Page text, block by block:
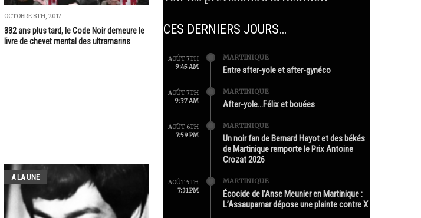
OCTOBRE 8TH, 2017
332 ans plus tard, le Code Noir demeure le
livre de chevet mental des ultramarins
A LA UNE
CES DERNIERS JOURS…
AOÛT 7TH
9:45 AM
MARTINIQUE
Entre after-yole et after-gynéco
AOÛT 7TH
9:37 AM
MARTINIQUE
After-yole…Félix et bouées
AOÛT 6TH
7:59 PM
MARTINIQUE
Un noir fan de Bernard Hayot et des békés
de Martinique remporte le Prix Antoine
Crozat 2026
AOÛT 5TH
7:31 PM
MARTINIQUE
Écocide de l’Anse Meunier en Martinique :
L’Assaupamar dépose une plainte contre X